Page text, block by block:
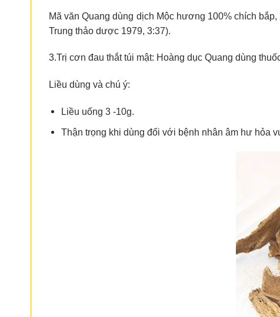
Mã văn Quang dùng dịch Mộc hương 100% chích
Trung thảo dược 1979, 3:37).
3.Trị cơn đau thắt túi mật: Hoàng dục Quang dùng
Liều dùng và chú ý:
Liều uống 3 -10g.
Thận trọng khi dùng đối với bệnh nhân âm hư hỏa